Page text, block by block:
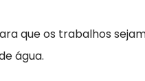
que os trabalhos
água.